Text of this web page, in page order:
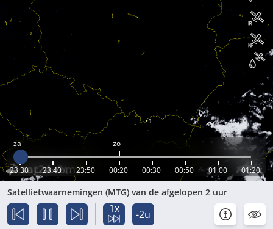
za zo
23:30 23:40 23:50 00:20 00:30 00:50 01:00 01:20
Satellietwaarnemingen (MTG) van de afgelopen 2 uur
1x -2u